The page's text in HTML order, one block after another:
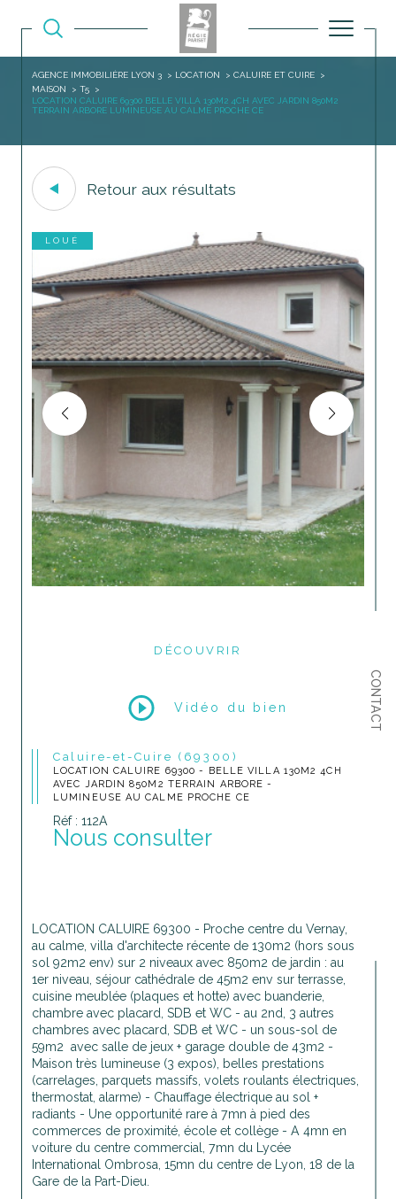
CONTACT
AGENCE IMMOBILIÈRE LYON 3 LOCATION
CALUIRE ET CUIRE
MAISON
T5
LOCATION CALUIRE 69300 BELLE VILLA 130M2 4CH AVEC JARDIN 850M2
TERRAIN ARBORE LUMINEUSE AU CALME PROCHE CE
Retour aux résultats
LOUÉ
DÉCOUVRIR
Vidéo du bien
Caluire-et-Cuire (69300)
LOCATION CALUIRE 69300 - BELLE VILLA 130M2 4CH
AVEC JARDIN 850M2 TERRAIN ARBORE -
LUMINEUSE AU CALME PROCHE CE
Réf : 112A
Nous consulter
LOCATION CALUIRE 69300 - Proche centre du Vernay,
au calme, villa d'architecte récente de 130m2 (hors sous
sol 92m2 env) sur 2 niveaux avec 850m2 de jardin : au
1er niveau, séjour cathédrale de 45m2 env sur terrasse,
cuisine meublée (plaques et hotte) avec buanderie,
chambre avec placard, SDB et WC - au 2nd, 3 autres
chambres avec placard, SDB et WC - un sous-sol de
59m2  avec salle de jeux + garage double de 43m2 -
Maison très lumineuse (3 expos), belles prestations
(carrelages, parquets massifs, volets roulants électriques,
thermostat, alarme) - Chauffage électrique au sol +
radiants - Une opportunité rare à 7mn à pied des
commerces de proximité, école et collège - A 4mn en
voiture du centre commercial, 7mn du Lycée
International Ombrosa, 15mn du centre de Lyon, 18 de la
Gare de la Part-Dieu.